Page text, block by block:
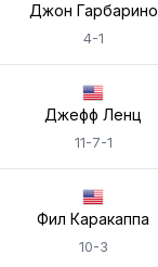
Джон Гарбарино
4-1
Джефф Ленц
11-7-1
Фил Каракаппа
10-3